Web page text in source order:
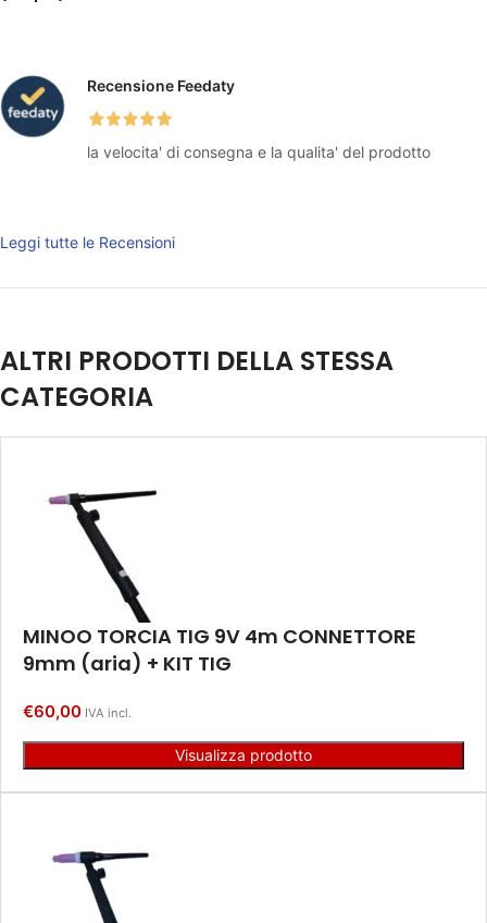
Recensione Feedaty
la velocita' di consegna e la qualita' del prodotto
Leggi tutte le Recensioni
ALTRI PRODOTTI DELLA STESSA
CATEGORIA
MINOO TORCIA TIG 9V 4m CONNETTORE
9mm (aria) + KIT TIG
€60,00 IVA incl.
Visualizza prodotto